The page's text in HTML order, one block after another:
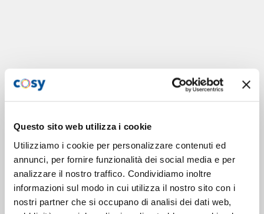
Questo sito web utilizza i cookie
Utilizziamo i cookie per personalizzare contenuti ed
annunci, per fornire funzionalità dei social media e per
analizzare il nostro traffico. Condividiamo inoltre
informazioni sul modo in cui utilizza il nostro sito con i
nostri partner che si occupano di analisi dei dati web,